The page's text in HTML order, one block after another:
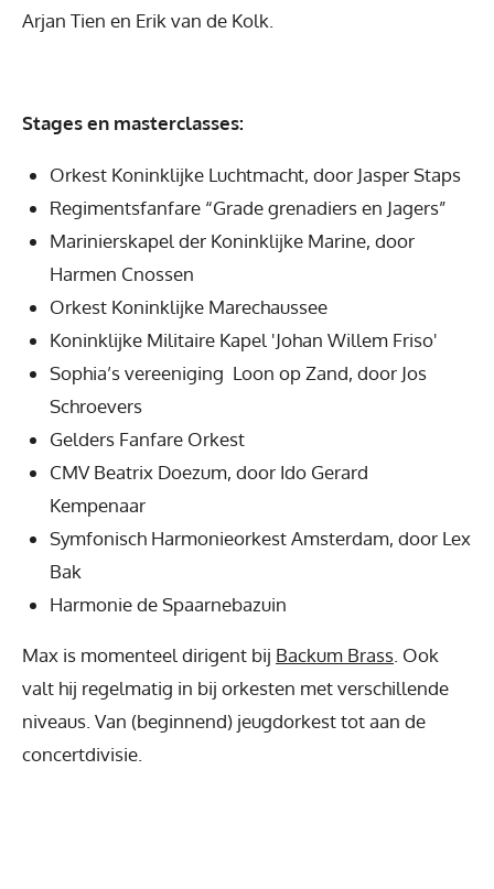
Arjan Tien en Erik van de Kolk.
Stages en masterclasses:
Orkest Koninklijke Luchtmacht, door Jasper Staps
Regimentsfanfare “Grade grenadiers en Jagers”
Marinierskapel der Koninklijke Marine, door
Harmen Cnossen
Orkest Koninklijke Marechaussee
Koninklijke Militaire Kapel 'Johan Willem Friso'
Sophia’s vereeniging Loon op Zand, door Jos
Schroevers
Gelders Fanfare Orkest
CMV Beatrix Doezum, door Ido Gerard
Kempenaar
Symfonisch Harmonieorkest Amsterdam, door Lex
Bak
Harmonie de Spaarnebazuin
Max is momenteel dirigent bij Backum Brass. Ook
valt hij regelmatig in bij orkesten met verschillende
niveaus. Van (beginnend) jeugdorkest tot aan de
concertdivisie.